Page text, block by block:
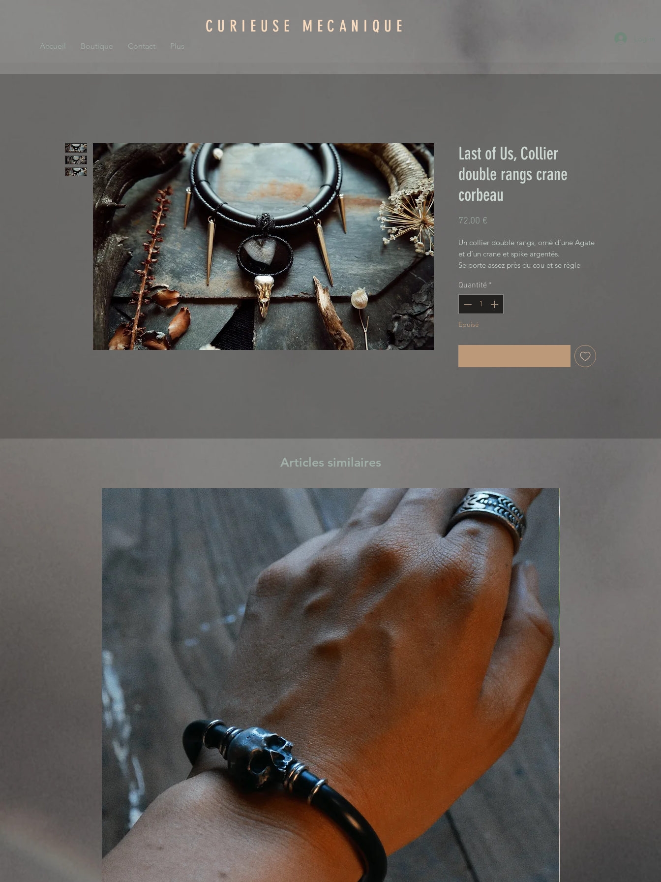
Accueil Boutique Contact Plus
CURIEUSE MECANIQUE
Last of Us, Collier
double rangs crane
corbeau
72,00 €
Un collier double rangs, orné d’une Agate
et d’un crane et spike argentés.
Se porte assez près du cou et se règle
Last of Us Collection
Quantité *
Epuisé
Me notifier lorsque cet article est disponible
Articles similaires